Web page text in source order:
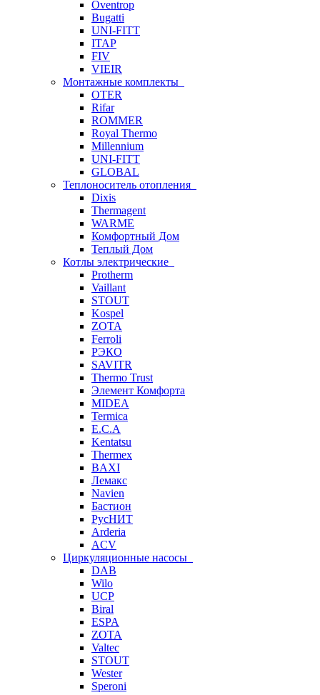
Oventrop
Bugatti
UNI-FITT
ITAP
FIV
VIEIR
Монтажные комплекты
OTER
Rifar
ROMMER
Royal Thermo
Millennium
UNI-FITT
GLOBAL
Теплоноситель отопления
Dixis
Thermagent
WARME
Комфортный Дом
Теплый Дом
Котлы электрические
Protherm
Vaillant
STOUT
Kospel
ZOTA
Ferroli
РЭКО
SAVITR
Thermo Trust
Элемент Комфорта
MIDEA
Termica
E.C.A
Kentatsu
Thermex
BAXI
Лемакс
Navien
Бастион
РусНИТ
Arderia
ACV
Циркуляционные насосы
DAB
Wilo
UCP
Biral
ESPA
ZOTA
Valtec
STOUT
Wester
Speroni